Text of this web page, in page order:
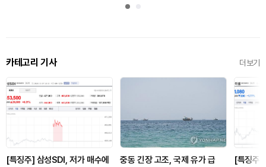
카테고리 기사 더보기
[특징주] 삼성SDI, 저가 매수에
중동 긴장 고조, 국제 유가 급
[특징주]